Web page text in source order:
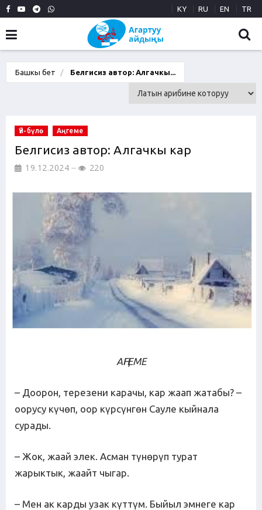
KY RU EN TR
Башкы бет Белгисиз автор: Алгачкы...
Үй-бүлө Аңгеме
Белгисиз автор: Алгачкы кар
19.12.2024 220
АҢГЕМЕ
– Доорон, терезени карачы, кар жаап жатабы? –
оорусу күчөп, оор күрсүнгөн Сауле кыйнала
сурады.
– Жок, жаай элек. Асман түнөрүп турат
жарыктык, жаайт чыгар.
– Мен ак карды узак күттүм. Быйыл эмнеге кар